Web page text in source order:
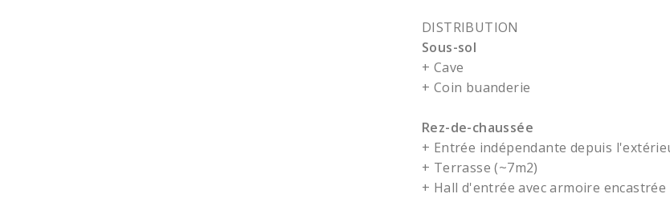
DISTRIBUTION
Sous-sol
+ Cave
+ Coin buanderie
Rez-de-chaussée
+ Entrée indépendante depuis
+ Terrasse (~7m2)
+ Hall d'entrée avec armoire encastrée